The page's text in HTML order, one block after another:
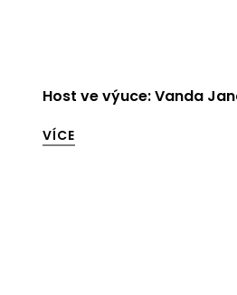
Host ve výuce: Vanda
VÍCE